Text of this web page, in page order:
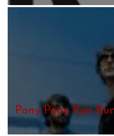
Pony Pony Run